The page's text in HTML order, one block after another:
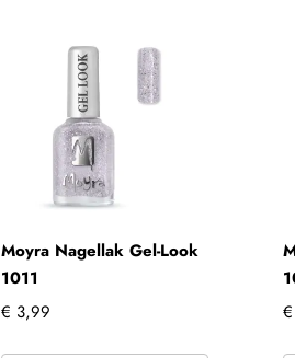
Moyra Nagellak Gel-Look
1011
€ 3,99